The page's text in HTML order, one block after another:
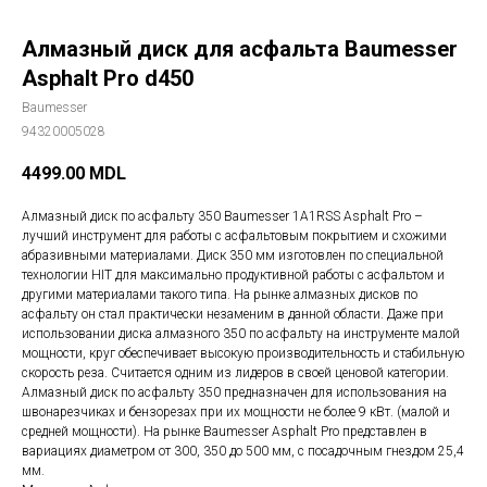
Алмазный диск для асфальта Baumesser
Asphalt Pro d450
Baumesser
94320005028
4499.00 MDL
Алмазный диск по асфальту 350 Baumesser 1A1RSS Asphalt Pro –
лучший инструмент для работы с асфальтовым покрытием и схожими
абразивными материалами. Диск 350 мм изготовлен по специальной
технологии HIT для максимально продуктивной работы с асфальтом и
другими материалами такого типа. На рынке алмазных дисков по
асфальту он стал практически незаменим в данной области. Даже при
использовании диска алмазного 350 по асфальту на инструменте малой
мощности, круг обеспечивает высокую производительность и стабильную
скорость реза. Считается одним из лидеров в своей ценовой категории.
Алмазный диск по асфальту 350 предназначен для использования на
швонарезчиках и бензорезах при их мощности не более 9 кВт. (малой и
средней мощности). На рынке Baumesser Asphalt Pro представлен в
вариациях диаметром от 300, 350 до 500 мм, с посадочным гнездом 25,4
мм.